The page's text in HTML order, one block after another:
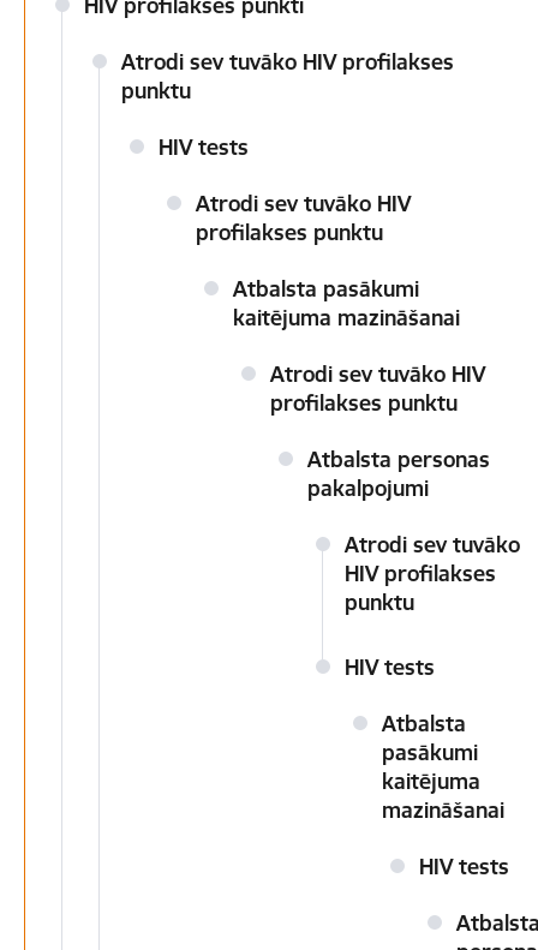
Atrodi sev tuvāko HIV profilakses
punktu
HIV tests
Atrodi sev tuvāko HIV
profilakses punktu
Atbalsta pasākumi
kaitējuma mazināšanai
Atrodi sev tuvāko HIV
profilakses punktu
Atbalsta personas
pakalpojumi
Atrodi sev tuvāko
HIV profilakses
punktu
HIV tests
Atbalsta
pasākumi
kaitējuma
mazināšanai
HIV tests